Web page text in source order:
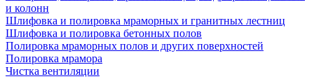
и колонн
Шлифовка и полировка мраморных и гранитных лестниц
Шлифовка и полировка бетонных полов
Полировка мраморных полов и других поверхностей
Полировка мрамора
Чистка вентиляции